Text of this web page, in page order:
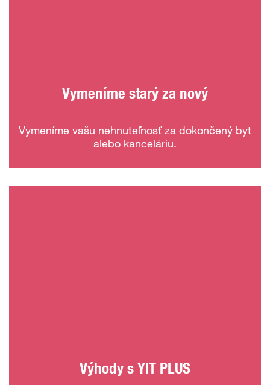
Vymeníme starý za nový
Vymeníme vašu nehnuteľnosť za dokončený byt
alebo kanceláriu.
Výhody s YIT PLUS